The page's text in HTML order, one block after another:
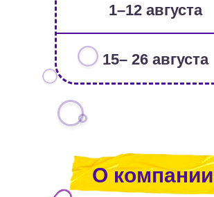
1–12 августа
15– 26 августа
О компании